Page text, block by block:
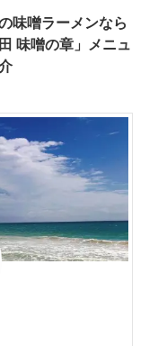
味噌ラーメンなら
田 味噌の章」メニュ